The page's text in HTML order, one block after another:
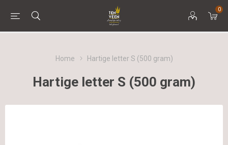
0
Home Hartige letter S (500 gram)
Hartige letter S (500 gram)